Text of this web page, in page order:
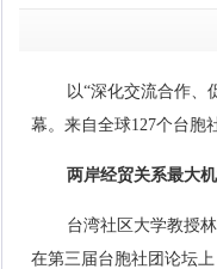
以“深化交流合作、
幕。来自全球127个台胞
两岸经贸关系最大
台湾社区大学教授
在第三届台胞社团论坛